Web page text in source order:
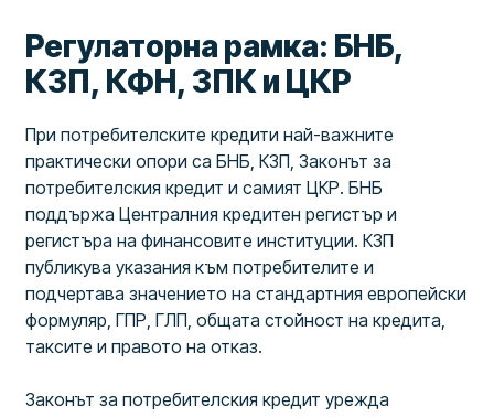
Регулаторна рамка: БНБ,
КЗП, КФН, ЗПК и ЦКР
При потребителските кредити най-важните
практически опори са БНБ, КЗП, Законът за
потребителския кредит и самият ЦКР. БНБ
поддържа Централния кредитен регистър и
регистъра на финансовите институции. КЗП
публикува указания към потребителите и
подчертава значението на стандартния европейски
формуляр, ГПР, ГЛП, общата стойност на кредита,
таксите и правото на отказ.
Законът за потребителския кредит урежда